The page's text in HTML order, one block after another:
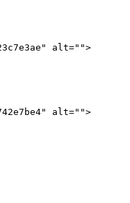
alt="">
alt="">